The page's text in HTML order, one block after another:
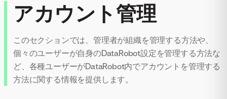
アカウント管理
このセクションでは、管理者が組織を管理する方法や、
個々のユーザーが自身のDataRobot設定を管理する方法な
ど、各種ユーザーがDataRobot内でアカウントを管理する
方法に関する情報を提供します。